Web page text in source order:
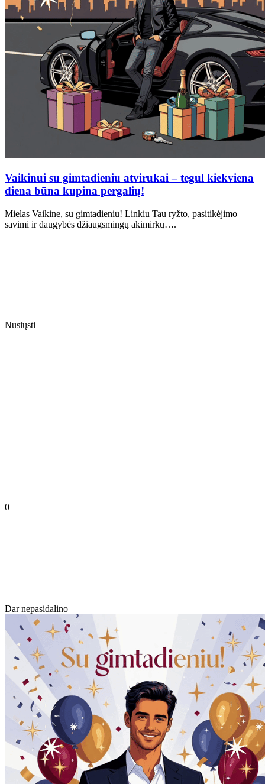
Vaikinui su gimtadieniu atvirukai – tegul kiekviena
diena būna kupina pergalių!
Mielas Vaikine, su gimtadieniu! Linkiu Tau ryžto, pasitikėjimo
savimi ir daugybės džiaugsmingų akimirkų….
Nusiųsti
0
Dar nepasidalino